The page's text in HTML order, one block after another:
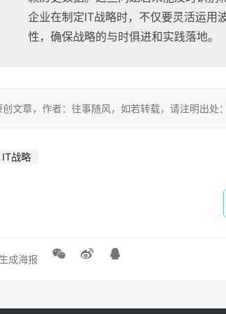
企业在制定IT战略时，不仅要灵活运用
性，确保战略的与时俱进和实践落地。
创文章，作者：往事随风，如若转载，请注明出
IT战略
成海报